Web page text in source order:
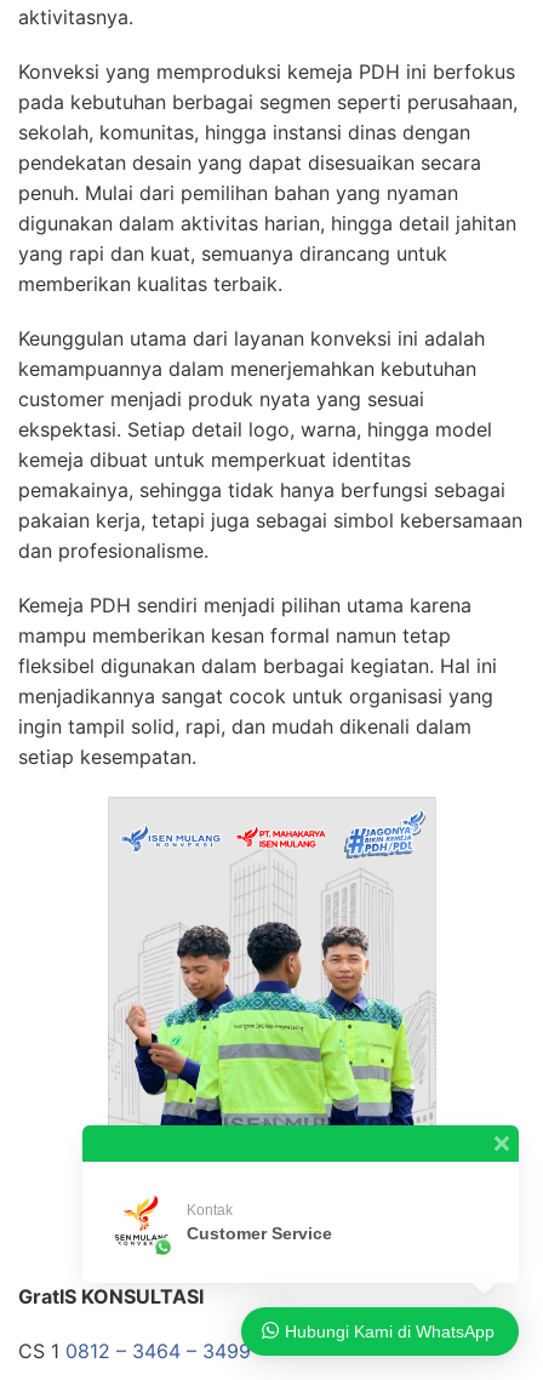
aktivitasnya.
Konveksi yang memproduksi kemeja PDH ini berfokus
pada kebutuhan berbagai segmen seperti perusahaan,
sekolah, komunitas, hingga instansi dinas dengan
pendekatan desain yang dapat disesuaikan secara
penuh. Mulai dari pemilihan bahan yang nyaman
digunakan dalam aktivitas harian, hingga detail jahitan
yang rapi dan kuat, semuanya dirancang untuk
memberikan kualitas terbaik.
Keunggulan utama dari layanan konveksi ini adalah
kemampuannya dalam menerjemahkan kebutuhan
customer menjadi produk nyata yang sesuai
ekspektasi. Setiap detail logo, warna, hingga model
kemeja dibuat untuk memperkuat identitas
pemakainya, sehingga tidak hanya berfungsi sebagai
pakaian kerja, tetapi juga sebagai simbol kebersamaan
dan profesionalisme.
Kemeja PDH sendiri menjadi pilihan utama karena
mampu memberikan kesan formal namun tetap
fleksibel digunakan dalam berbagai kegiatan. Hal ini
menjadikannya sangat cocok untuk organisasi yang
ingin tampil solid, rapi, dan mudah dikenali dalam
setiap kesempatan.
CONTOH FOTO PRODUK
GratIS KONSULTASI
CS 1 0812 – 3464 – 3499
Kontak
Customer Service
Hubungi Kami di WhatsApp